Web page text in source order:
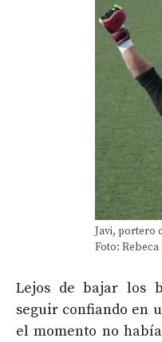
Javi, portero
Foto: Rebeca
Lejos de bajar los
seguir confiando en
el momento no